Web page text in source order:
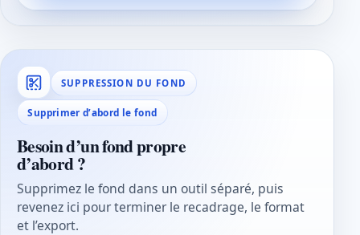
SUPPRESSION DU FOND
Supprimer d’abord le fond
Besoin d’un fond propre
d’abord ?
Supprimez le fond dans un outil séparé, puis
revenez ici pour terminer le recadrage, le format
et l’export.